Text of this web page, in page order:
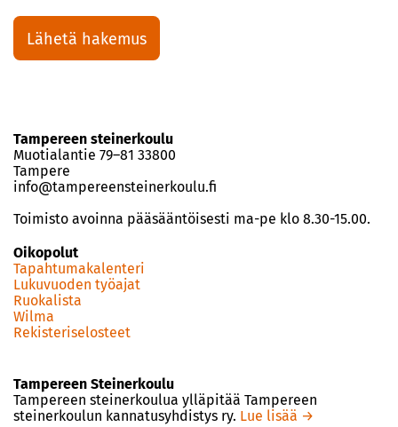
Tampereen steinerkoulu
Muotialantie 79–81 33800
Tampere
info@tampereensteinerkoulu.fi
Toimisto avoinna pääsääntöisesti ma-pe klo 8.30-15.00.
Oikopolut
Tapahtumakalenteri
Lukuvuoden työajat
Ruokalista
Wilma
Rekisteriselosteet
Tampereen Steinerkoulu
Tampereen steinerkoulua ylläpitää Tampereen
steinerkoulun kannatusyhdistys ry. Lue lisää →